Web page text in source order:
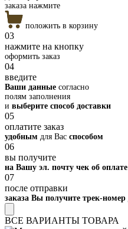
заказа нажмите
положить в корзину
03
нажмите на кнопку
оформить заказ
04
введите
Ваши данные согласно
полям заполнения
и выберите способ доставки
05
оплатите заказ
удобным для Вас способом
06
вы получите
на Вашу эл. почту чек об оплате
07
после отправки
заказа Вы получите трек-номер
ВСЕ ВАРИАНТЫ ТОВАРА